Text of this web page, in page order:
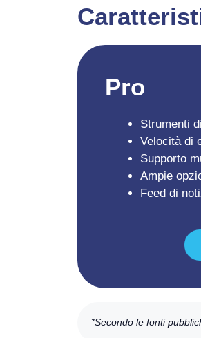
Pro
Strumenti
Velocità di
Supporto
Ampie
Feed di
*Secondo le fonti